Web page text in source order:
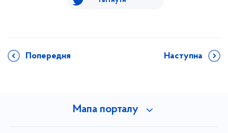
Попередня Наступна
Мапа порталу